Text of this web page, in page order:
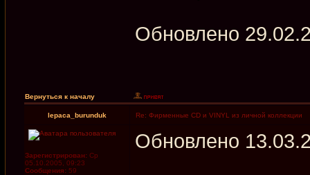
Обновлено
Вернуться к началу
lepaca_burunduk Re: Фирменные CD и VINYL из личной коллекции
Зарегистрирован: Ср
05.10.2005, 09:23
Сообщения: 59
Обновлено